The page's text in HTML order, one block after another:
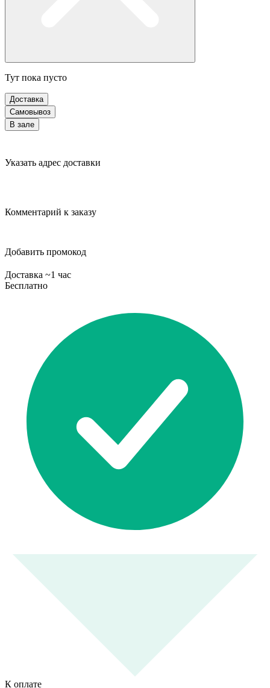
Тут пока пусто
Доставка
Самовывоз
В зале
Указать адрес доставки
Комментарий к заказу
Добавить промокод
Доставка ~1 час
Бесплатно
К оплате